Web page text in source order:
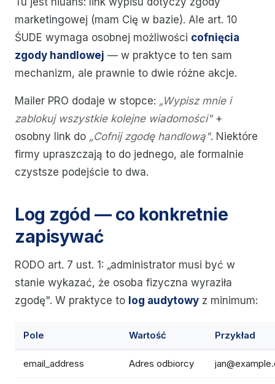
marketingowej (mam Cię w bazie). Ale art. 10
ŚUDE wymaga osobnej możliwości cofnięcia
zgody handlowej — w praktyce to ten sam
mechanizm, ale prawnie to dwie różne akcje.
Mailer PRO dodaje w stopce: „Wypisz mnie i
zablokuj wszystkie kolejne wiadomości"+
osobny link do „Cofnij zgodę handlową". Niektóre
firmy upraszczają to do jednego, ale formalnie
czystsze podejście to dwa.
Log zgód — co konkretnie
zapisywać
RODO art. 7 ust. 1: „administrator musi być w
stanie wykazać, że osoba fizyczna wyraziła
zgodę". W praktyce to log audytowy z minimum:
Pole Wartość Przykład
email_address Adres odbiorcy